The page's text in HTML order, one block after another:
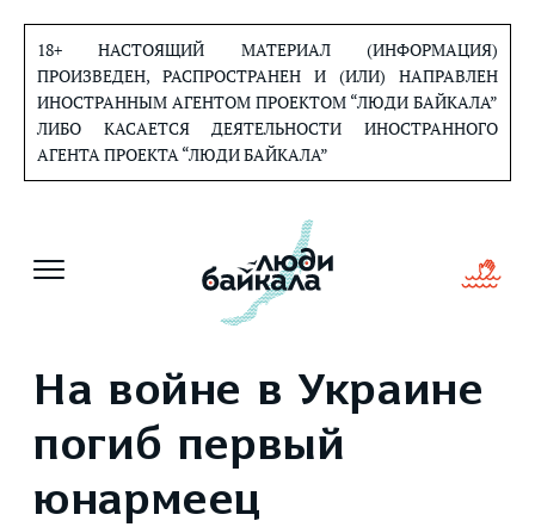
содержанию
18+ НАСТОЯЩИЙ МАТЕРИАЛ (ИНФОРМАЦИЯ)
ПРОИЗВЕДЕН, РАСПРОСТРАНЕН И (ИЛИ) НАПРАВЛЕН
ИНОСТРАННЫМ АГЕНТОМ ПРОЕКТОМ “ЛЮДИ БАЙКАЛА”
ЛИБО КАСАЕТСЯ ДЕЯТЕЛЬНОСТИ ИНОСТРАННОГО
АГЕНТА ПРОЕКТА “ЛЮДИ БАЙКАЛА”
На войне в Украине
погиб первый
юнармеец